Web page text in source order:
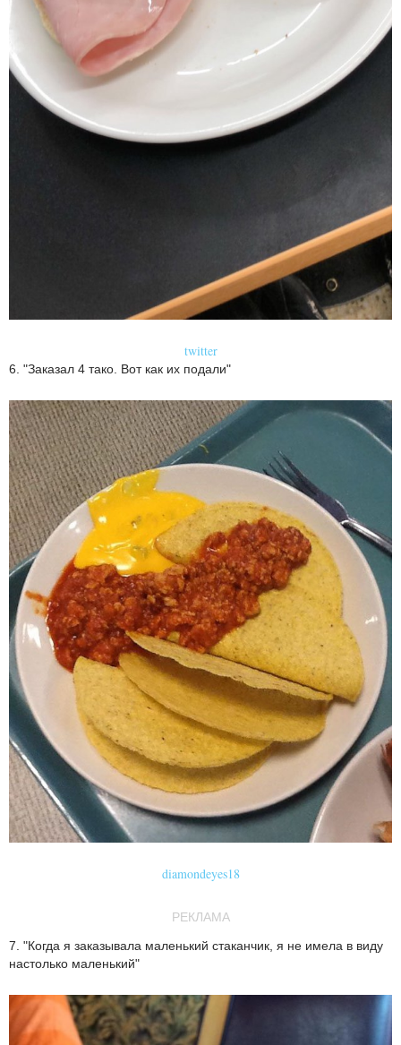
twitter
6. "Заказал 4 тако. Вот как их подали"
diamondeyes18
РЕКЛАМА
7. "Когда я заказывала маленький стаканчик, я не имела в виду
настолько маленький"